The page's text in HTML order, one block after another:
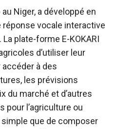
Niger, a développé en
vocale interactive
La plate-forme E-KOKARI
d’utiliser leur
à des
les prévisions
du marché et d’autres
pour l’agriculture ou
simple que de composer